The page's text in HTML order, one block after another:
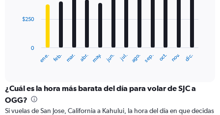
The
categories.
Range:
12
ene. feb. mar. abr. may. jun. jul. ago. sep. oct. nov. dic.
0
$250
¿Cuál es la hora más barata del día para volar de SJC a
OGG?
Si vuelas de San Jose, California a Kahului, la hora del día en que decidas